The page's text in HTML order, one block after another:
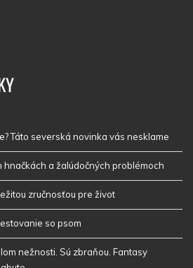
Táto severská novinka vás nesklame
hnačkách a žalúdočných problémoch
zručnosťou pre život
so psom
nežnosti. Sú zbraňou. Fantasy